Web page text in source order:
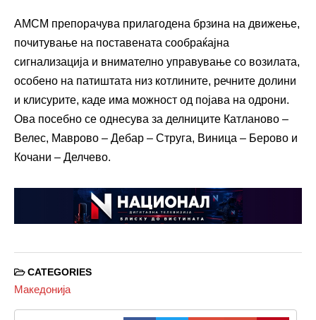
АМСМ препорачува прилагодена брзина на движење,
почитување на поставената сообраќајна
сигнализација и внимателно управување со возилата,
особено на патиштата низ котлините, речните долини
и клисурите, каде има можност од појава на одрони.
Ова посебно се однесува за делниците Катланово –
Велес, Маврово – Дебар – Струга, Виница – Берово и
Кочани – Делчево.
CATEGORIES
Македонија